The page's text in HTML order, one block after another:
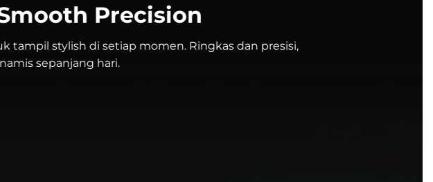
Precision
tampil stylish di setiap momen. Ringkas dan presisi,
sepanjang hari.